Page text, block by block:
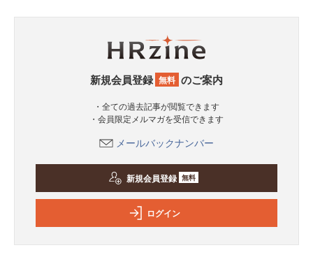
新規会員登録 無料 のご案内
・全ての過去記事が閲覧できます
・会員限定メルマガを受信できます
メールバックナンバー
新規会員登録 無料
ログイン